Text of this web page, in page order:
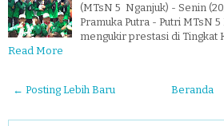
(MTsN 5 Nganjuk) - Senin
Pramuka Putra - Putri MTsN
mengukir prestasi di Tingkat
Read More
← Posting Lebih Baru Beranda